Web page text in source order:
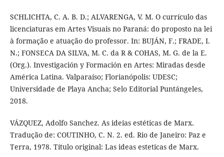
SCHLICHTA, C. A. B. D.; ALVARENGA, V. M. O currículo das
licenciaturas em Artes Visuais no Paraná: do proposto na lei
à formação e atuação do professor. In: BUJÁN, F.; FRADE, I.
N.; FONSECA DA SILVA, M. C. da R & COHAS, M. G. de la E.
(Org.). Investigación y Formación en Artes: Miradas desde
América Latina. Valparaíso; Florianópolis: UDESC;
Universidade de Playa Ancha; Selo Editorial Puntángeles,
2018.
VÁZQUEZ, Adolfo Sanchez. As ideias estéticas de Marx.
Tradução de: COUTINHO, C. N. 2. ed. Rio de Janeiro: Paz e
Terra, 1978. Título original: Las ideas esteticas de Marx.